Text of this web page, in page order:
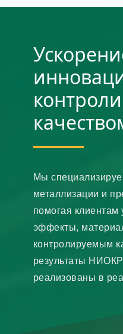
Мы
металлизации и
помогая клиентам
эффекты,
контролируемым
результаты
реализованы в